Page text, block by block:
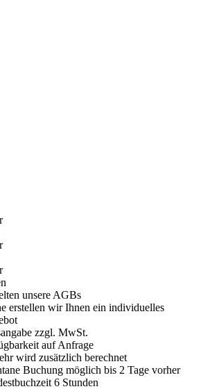
unsere AGBs
erstellen wir Ihnen ein individuelles
zzgl. MwSt.
auf Anfrage
wird zusätzlich berechnet
Buchung möglich bis 2 Tage vorher
6 Stunden